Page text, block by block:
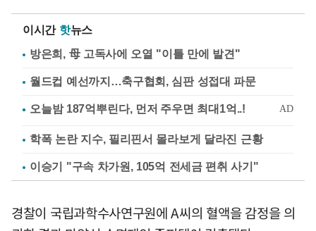
이시간 핫뉴스
방은희, 母 고독사에 오열 "이틀 만에 발견"
월드컵 예선까지…축구협회, 심판 성접대 파문
학폭 논란 지수, 필리핀서 몰라보게 달라진 근황
이승기 "구속 차가원, 105억 전세금 편취 사기"
경찰이 국립과학수사연구원에 A씨의 혈액을 감정을 의